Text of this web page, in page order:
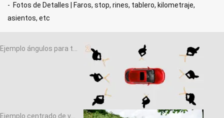
- Fotos de Detalles | Faros, stop, rines, tablero, kilometraje,
asientos, etc